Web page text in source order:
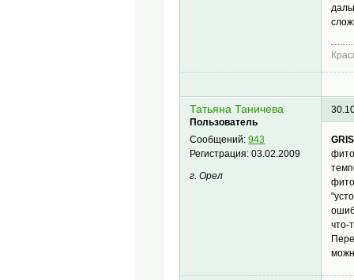
Татьяна Таничева
Пользователь
Сообщений:943
Регистрация:03.02.2009
г. Орел
что-